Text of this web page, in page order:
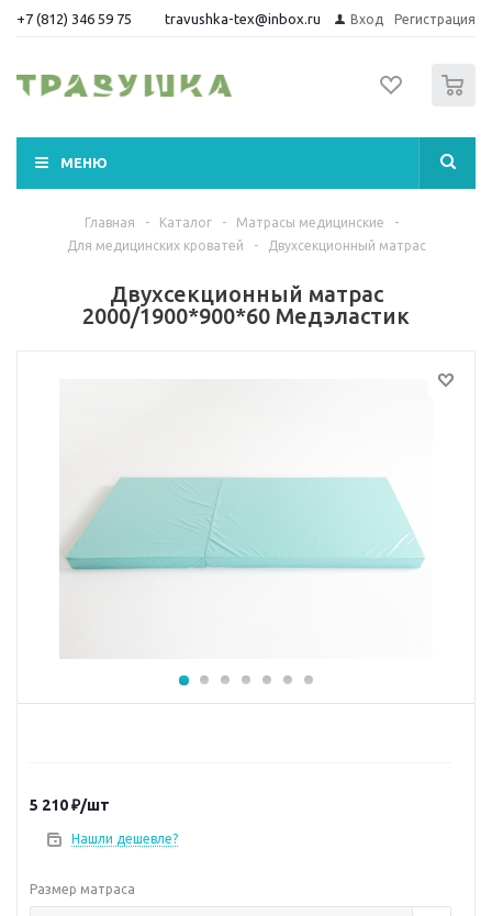
+7 (812) 346 59 75 travushka-tex@inbox.ru Вход Регистрация
МЕНЮ
Главная - Каталог - Матрасы медицинские
-
Для медицинских кроватей
- Двухсекционный матрас
Двухсекционный матрас
2000/1900*900*60 Медэластик
5 210₽/шт
Нашли дешевле?
Размер матраса